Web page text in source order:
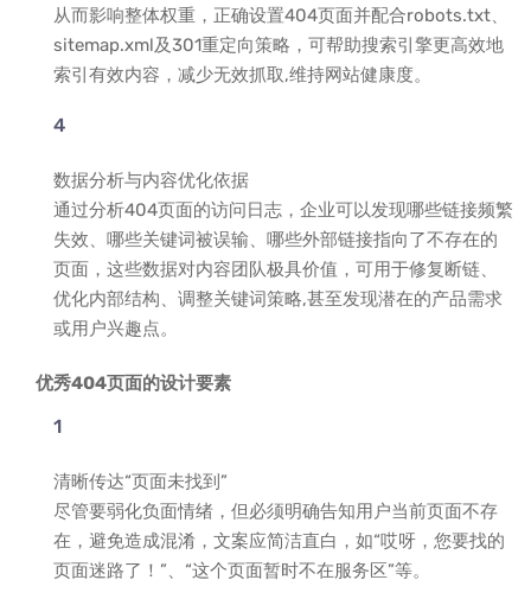
从而影响整体权重，正确设置404页面并配合robots.txt、
sitemap.xml及301重定向策略，可帮助搜索引擎更高效地
索引有效内容，减少无效抓取,维持网站健康度。
数据分析与内容优化依据
通过分析404页面的访问日志，企业可以发现哪些链接频繁
失效、哪些关键词被误输、哪些外部链接指向了不存在的
页面，这些数据对内容团队极具价值，可用于修复断链、
优化内部结构、调整关键词策略,甚至发现潜在的产品需求
或用户兴趣点。
优秀404页面的设计要素
清晰传达“页面未找到”
尽管要弱化负面情绪，但必须明确告知用户当前页面不存
在，避免造成混淆，文案应简洁直白，如“哎呀，您要找的
页面迷路了！”、“这个页面暂时不在服务区”等。